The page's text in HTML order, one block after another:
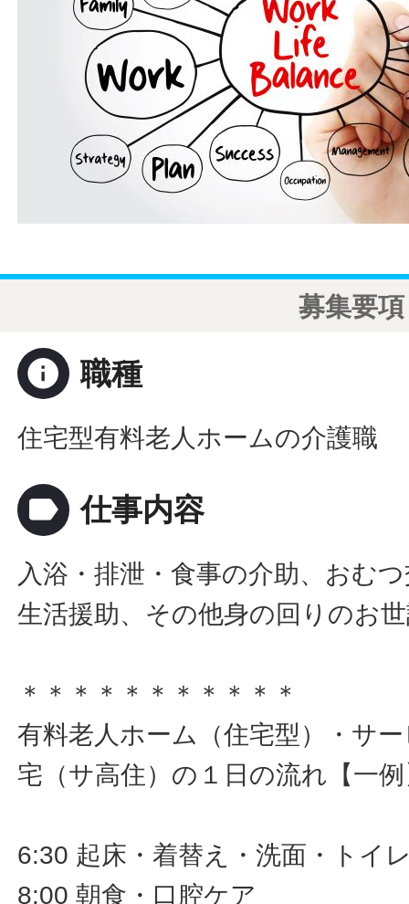
募集要項
info 職種
住宅型有料老人ホームの介護職
label 仕事内容
入浴・排泄・食事の介助、おむ
生活援助、その他身の回りのお
＊＊＊＊＊＊＊＊＊＊＊
有料老人ホーム（住宅型）・サ
宅（サ高住）の１日の流れ【一
6:30 起床・着替え・洗面・トイ
8:00 朝食・口腔ケア